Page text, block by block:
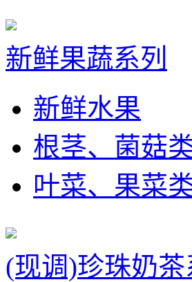
新鲜果蔬系列
新鲜水果
根茎、菌菇
叶菜、果菜
(现调)珍珠奶茶